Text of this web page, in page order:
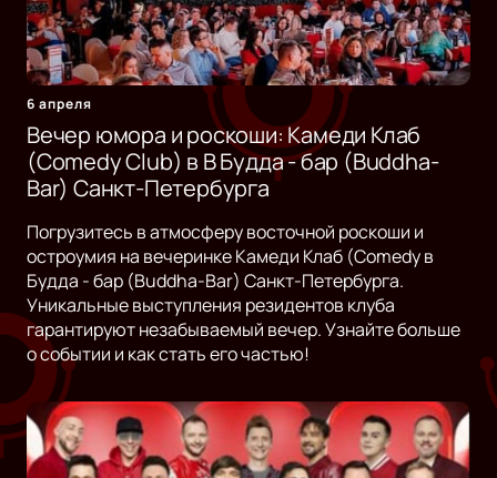
6 апреля
Вечер юмора и роскоши: Камеди Клаб
(Comedy Club) в B Будда - бар (Buddha-
Bar) Санкт-Петербурга
Погрузитесь в атмосферу восточной роскоши и
остроумия на вечеринке Камеди Клаб (Comedy в
Будда - бар (Buddha-Bar) Санкт-Петербурга.
Уникальные выступления резидентов клуба
гарантируют незабываемый вечер. Узнайте больше
о событии и как стать его частью!